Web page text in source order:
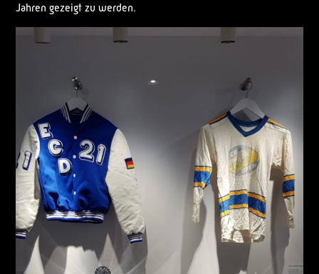
Jahren gezeigt zu werden.